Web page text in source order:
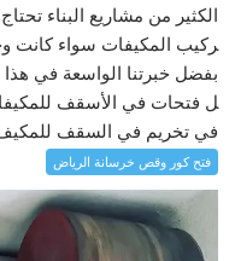
الكثير من مشاريع البناء
ركيب المكيفات سواء كانت
بفضل خبرتنا الواسعة في
ل فتحات في الأسقف
في تخريم في السقف
فتح كور وقص خرسانة الرياض